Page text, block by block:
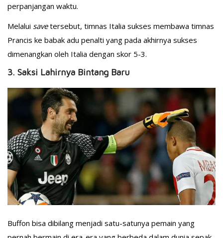
perpanjangan waktu.
Melalui savetersebut, timnas Italia sukses membawa timnas
Prancis ke babak adu penalti yang pada akhirnya sukses
dimenangkan oleh Italia dengan skor 5-3.
3. Saksi Lahirnya Bintang Baru
Buffon bisa dibilang menjadi satu-satunya pemain yang